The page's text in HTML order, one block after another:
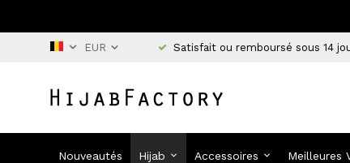
Satisfait ou remboursé sous 14
Nouveautés Hijab Accessoires Meilleures